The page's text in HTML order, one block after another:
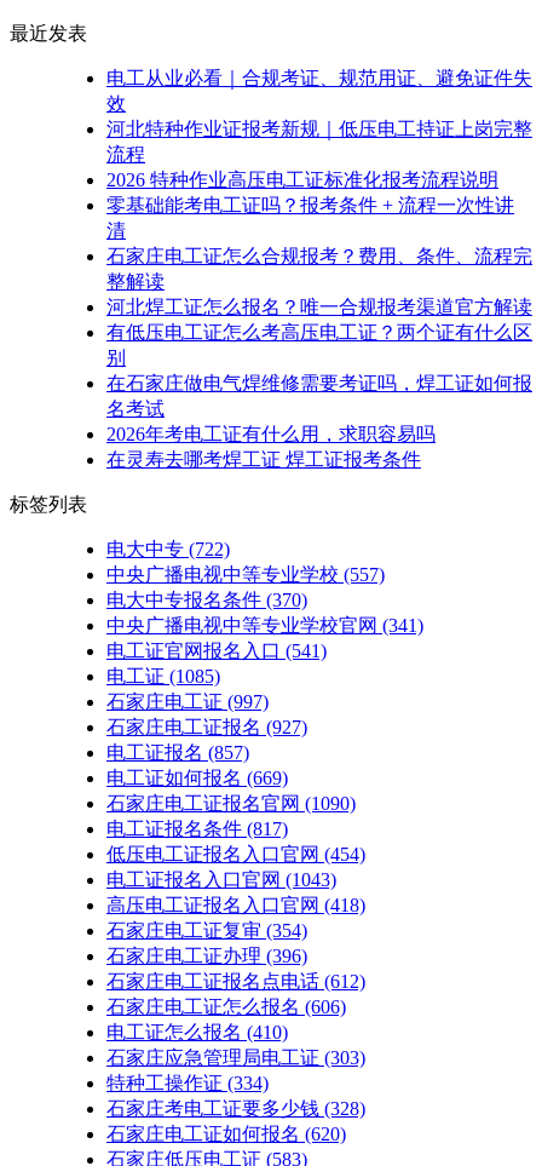
最近发表
电工从业必看｜合规考证、规范用证、避免证件失
效
河北特种作业证报考新规｜低压电工持证上岗完整
流程
2026 特种作业高压电工证标准化报考流程说明
零基础能考电工证吗？报考条件 + 流程一次性讲
清
石家庄电工证怎么合规报考？费用、条件、流程完
整解读
河北焊工证怎么报名？唯一合规报考渠道官方解读
有低压电工证怎么考高压电工证？两个证有什么区
别
在石家庄做电气焊维修需要考证吗，焊工证如何报
名考试
2026年考电工证有什么用，求职容易吗
在灵寿去哪考焊工证 焊工证报考条件
标签列表
电大中专 (722)
中央广播电视中等专业学校 (557)
电大中专报名条件 (370)
中央广播电视中等专业学校官网 (341)
电工证官网报名入口 (541)
电工证 (1085)
石家庄电工证 (997)
石家庄电工证报名 (927)
电工证报名 (857)
电工证如何报名 (669)
石家庄电工证报名官网 (1090)
电工证报名条件 (817)
低压电工证报名入口官网 (454)
电工证报名入口官网 (1043)
高压电工证报名入口官网 (418)
石家庄电工证复审 (354)
石家庄电工证办理 (396)
石家庄电工证报名点电话 (612)
石家庄电工证怎么报名 (606)
电工证怎么报名 (410)
石家庄应急管理局电工证 (303)
特种工操作证 (334)
石家庄考电工证要多少钱 (328)
石家庄电工证如何报名 (620)
石家庄低压电工证 (583)